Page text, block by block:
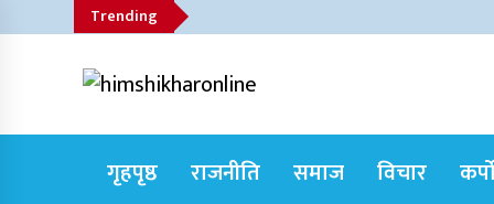
to
Trending
गृहपृष्ठ
राजनीति समाज विचार